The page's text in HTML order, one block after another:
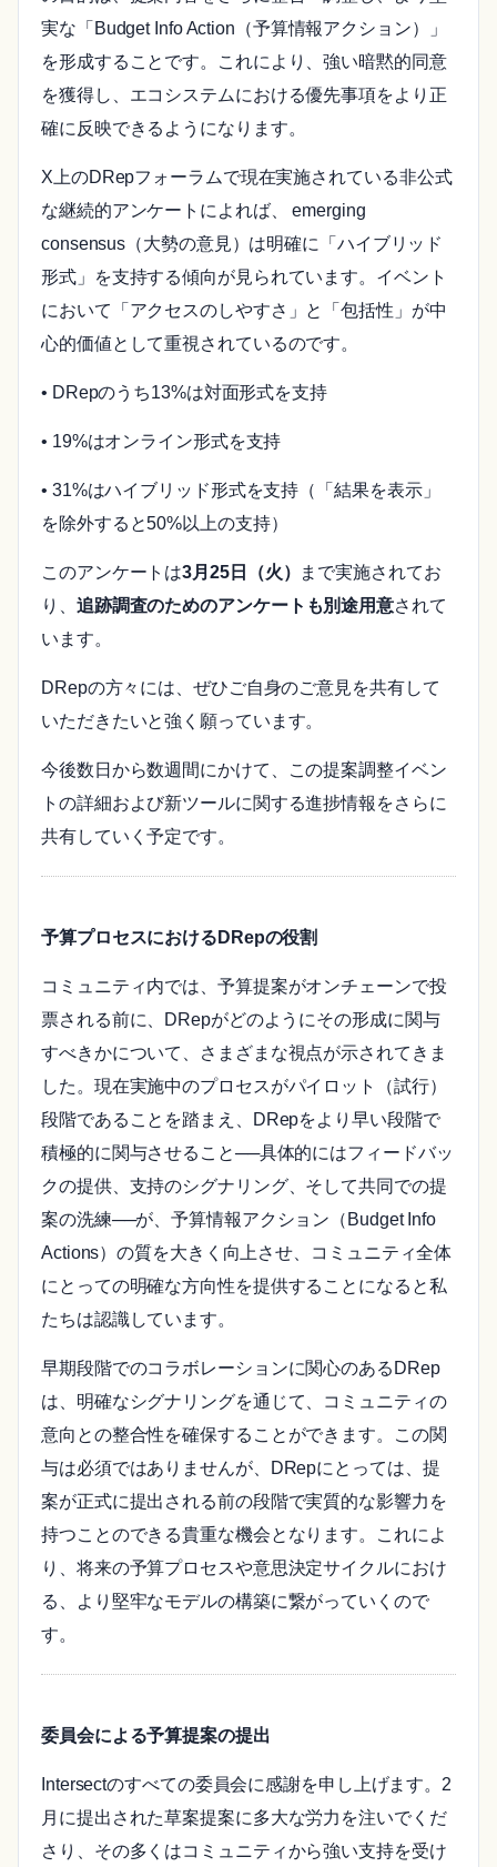
実な「Budget Info Action（予算情報アクション）」
を形成することです。これにより、強い暗黙的同意
を獲得し、エコシステムにおける優先事項をより正
確に反映できるようになります。
X上のDRepフォーラムで現在実施されている非公式
な継続的アンケートによれば、 emerging
consensus（大勢の意見）は明確に「ハイブリッド
形式」を支持する傾向が見られています。イベント
において「アクセスのしやすさ」と「包括性」が中
心的価値として重視されているのです。
• DRepのうち13%は対面形式を支持
• 19%はオンライン形式を支持
• 31%はハイブリッド形式を支持（「結果を表示」
を除外すると50%以上の支持）
このアンケートは3月25日（火）
まで実施されてお
り、 追跡調査のためのアンケートも別途用意されて
います。
DRepの方々には、ぜひご自身のご意見を共有して
いただきたいと強く願っています。
今後数日から数週間にかけて、この提案調整イベン
トの詳細および新ツールに関する進捗情報をさらに
共有していく予定です。
予算プロセスにおけるDRepの役割
コミュニティ内では、予算提案がオンチェーンで投
票される前に、DRepがどのようにその形成に関与
すべきかについて、さまざまな視点が示されてきま
した。現在実施中のプロセスがパイロット（試行）
段階であることを踏まえ、DRepをより早い段階で
積極的に関与させること──具体的にはフィードバッ
クの提供、支持のシグナリング、そして共同での提
案の洗練──が、予算情報アクション（Budget Info
Actions）の質を大きく向上させ、コミュニティ全体
にとっての明確な方向性を提供することになると私
たちは認識しています。
早期段階でのコラボレーションに関心のあるDRep
は、明確なシグナリングを通じて、コミュニティの
意向との整合性を確保することができます。この関
与は必須ではありませんが、DRepにとっては、提
案が正式に提出される前の段階で実質的な影響力を
持つことのできる貴重な機会となります。これによ
り、将来の予算プロセスや意思決定サイクルにおけ
る、より堅牢なモデルの構築に繋がっていくので
す。
委員会による予算提案の提出
Intersectのすべての委員会に感謝を申し上げます。2
月に提出された草案提案に多大な労力を注いでくだ
さり、その多くはコミュニティから強い支持を受け